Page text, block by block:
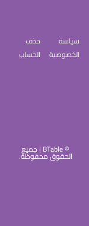
سياسة
الخصوصية
حذف
الحساب
© BTable | جميع
الحقوق محفوظة.